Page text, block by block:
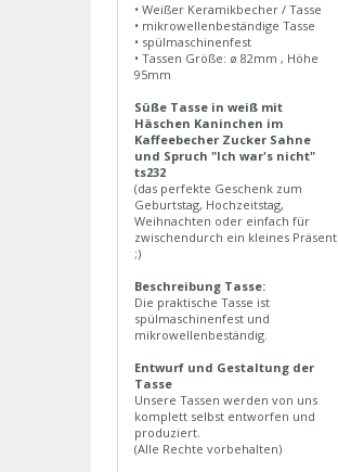
• Weißer Keramikbecher / Tasse
• mikrowellenbeständige Tasse
• spülmaschinenfest
• Tassen Größe: ø 82mm , Höhe
95mm
Süße Tasse in weiß mit
Häschen Kaninchen im
Kaffeebecher Zucker Sahne
und Spruch "Ich war's nicht"
ts232
(das perfekte Geschenk zum
Geburtstag, Hochzeitstag,
Weihnachten oder einfach für
zwischendurch ein kleines Präsent
;)
Beschreibung Tasse:
Die praktische Tasse ist
spülmaschinenfest und
mikrowellenbeständig.
Entwurf und Gestaltung der
Tasse
Unsere Tassen werden von uns
komplett selbst entworfen und
produziert.
(Alle Rechte vorbehalten)